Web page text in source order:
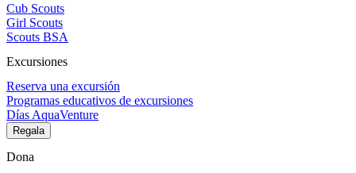
Cub Scouts
Girl Scouts
Scouts BSA
Excursiones
Reserva una excursión
Programas educativos de excursiones
Días AquaVenture
Regala
Dona